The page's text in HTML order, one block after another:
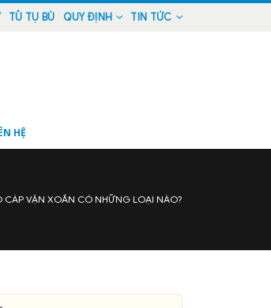
TỦ TỤ BÙ QUY ĐỊNH TIN TỨC
HỆ
CÁP VẶN XOẮN CÓ NHỮNG LOẠI NÀO?